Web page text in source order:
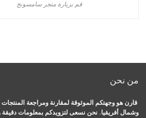
قم بزيارة متجر سامسونج
من نحن
قارن هو وجهتكم الموثوقة لمقارنة ومراجعة
وشمال أفريقيا. نحن نسعى لتزويدكم بمعلومات